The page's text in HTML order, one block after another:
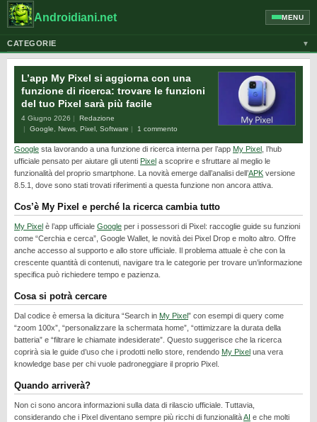
Androidiani.net MENU
CATEGORIE ▼
CELLULARI
GOOGLE
GUIDE
HONOR
HUAWEI
NEWS
ONEPLUS
PIXEL
PRIVACY
REALME
RUMORS
SAMSUNG
SICUREZZA
SOFTWARE
L’app My Pixel si aggiorna con una
funzione di ricerca: trovare le funzioni
del tuo Pixel sarà più facile
4 Giugno 2026
Redazione
Google
News Pixel Software 1 commento
Google sta lavorando a una funzione di ricerca interna per l’app My Pixel , l’hub
ufficiale pensato per aiutare gli utenti Pixel a scoprire e sfruttare al meglio le
funzionalità del proprio smartphone. La novità emerge dall’analisi dell’APK versione
8.5.1, dove sono stati trovati riferimenti a questa funzione non ancora attiva.
Cos’è My Pixel e perché la ricerca cambia tutto
My Pixel è l’app ufficiale Google per i possessori di Pixel: raccoglie guide su funzioni
come “Cerchia e cerca”, Google Wallet, le novità dei Pixel Drop e molto altro. Offre
anche accesso al supporto e allo store ufficiale. Il problema attuale è che con la
crescente quantità di contenuti, navigare tra le categorie per trovare un’informazione
specifica può richiedere tempo e pazienza.
Cosa si potrà cercare
Dal codice è emersa la dicitura “Search in My Pixel” con esempi di query come
“zoom 100x”, “personalizzare la schermata home”, “ottimizzare la durata della
batteria” e “filtrare le chiamate indesiderate”. Questo suggerisce che la ricerca
coprirà sia le guide d’uso che i prodotti nello store, rendendo My Pixel una vera
knowledge base per chi vuole padroneggiare il proprio Pixel.
Quando arriverà?
Non ci sono ancora informazioni sulla data di rilascio ufficiale. Tuttavia,
considerando che i Pixel diventano sempre più ricchi di funzionalitàAI e che molti